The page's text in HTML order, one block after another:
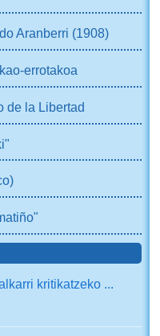
Aranberri (1908)
errotakoa
de la Libertad
kritikatzeko ...